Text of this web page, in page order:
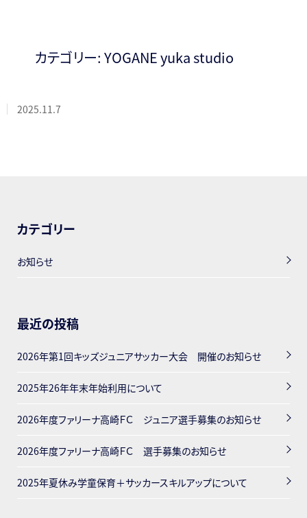
カテゴリー: YOGANE yuka studio
2025.11.7
カテゴリー
お知らせ
最近の投稿
2026年第1回キッズジュニアサッカー大会 開催のお知らせ
2025年26年年末年始利用について
2026年度ファリーナ高崎ＦＣ ジュニア選手募集のお知らせ
2026年度ファリーナ高崎ＦＣ 選手募集のお知らせ
2025年夏休み学童保育＋サッカースキルアップについて